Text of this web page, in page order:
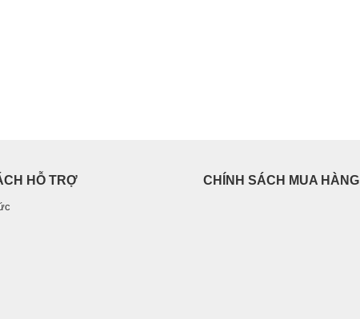
HỖ TRỢ CHÍNH SÁCH MUA HÀNG